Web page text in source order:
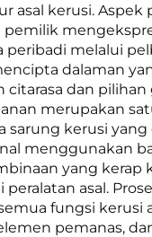
asal kerusi. Aspek
peribadi melalui
dalaman
citarasa dan pilihan
merupakan
sarung kerusi
menggunakan
yang kerap
peralatan asal.
fungsi kerusi
pemanas,